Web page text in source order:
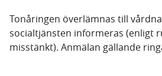
Tonåringen överlämnas till
socialtjänsten informeras (enligt
misstänkt). Anmälan gällande